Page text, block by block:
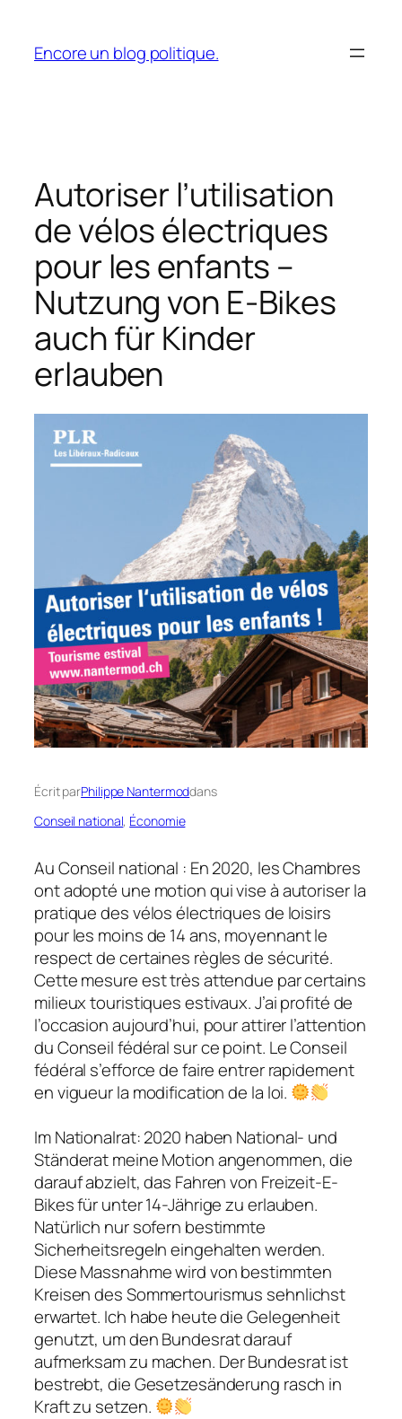
contenu
Encore un blog politique.
Autoriser l’utilisation
de vélos électriques
pour les enfants –
Nutzung von E-Bikes
auch für Kinder
erlauben
Écrit parPhilippe Nantermoddans
Conseil national, Économie
Au Conseil national : En 2020, les Chambres
ont adopté une motion qui vise à autoriser la
pratique des vélos électriques de loisirs
pour les moins de 14 ans, moyennant le
respect de certaines règles de sécurité.
Cette mesure est très attendue par certains
milieux touristiques estivaux. J’ai profité de
l’occasion aujourd’hui, pour attirer l’attention
du Conseil fédéral sur ce point. Le Conseil
fédéral s’efforce de faire entrer rapidement
en vigueur la modification de la loi.
Im Nationalrat: 2020 haben National- und
Ständerat meine Motion angenommen, die
darauf abzielt, das Fahren von Freizeit-E-
Bikes für unter 14-Jährige zu erlauben.
Natürlich nur sofern bestimmte
Sicherheitsregeln eingehalten werden.
Diese Massnahme wird von bestimmten
Kreisen des Sommertourismus sehnlichst
erwartet. Ich habe heute die Gelegenheit
genutzt, um den Bundesrat darauf
aufmerksam zu machen. Der Bundesrat ist
bestrebt, die Gesetzesänderung rasch in
Kraft zu setzen.